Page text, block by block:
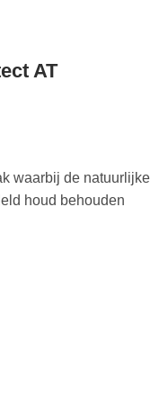
AT
waarbij de natuurlijke
houd behouden